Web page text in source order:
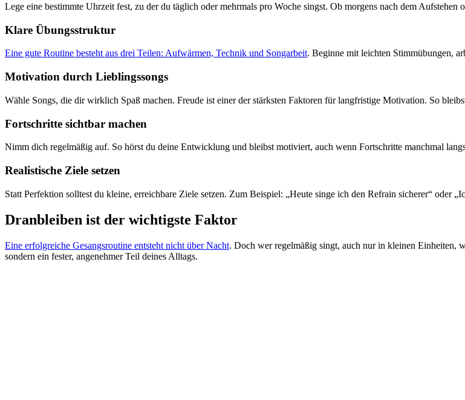
Lege eine bestimmte Uhrzeit fest, zu der du täglich oder mehrmals pro Woche singst. Ob morgens nach dem
Klare Übungsstruktur
Eine gute Routine besteht aus drei Teilen: Aufwärmen, Technik und Songarbeit. Beginne mit leichten Stimmübungen,
Motivation durch Lieblingssongs
Wähle Songs, die dir wirklich Spaß machen. Freude ist einer der stärksten Faktoren für langfristige Motivation. So
Fortschritte sichtbar machen
Nimm dich regelmäßig auf. So hörst du deine Entwicklung und bleibst motiviert, auch wenn Fortschritte manchmal
Realistische Ziele setzen
Statt Perfektion solltest du kleine, erreichbare Ziele setzen. Zum Beispiel: „Heute singe ich den Refrain sicherer“ oder
Dranbleiben ist der wichtigste Faktor
Eine erfolgreiche Gesangsroutine entsteht nicht über Nacht. Doch wer regelmäßig singt, auch nur in kleinen Einheiten,
sondern ein fester, angenehmer Teil deines Alltags.